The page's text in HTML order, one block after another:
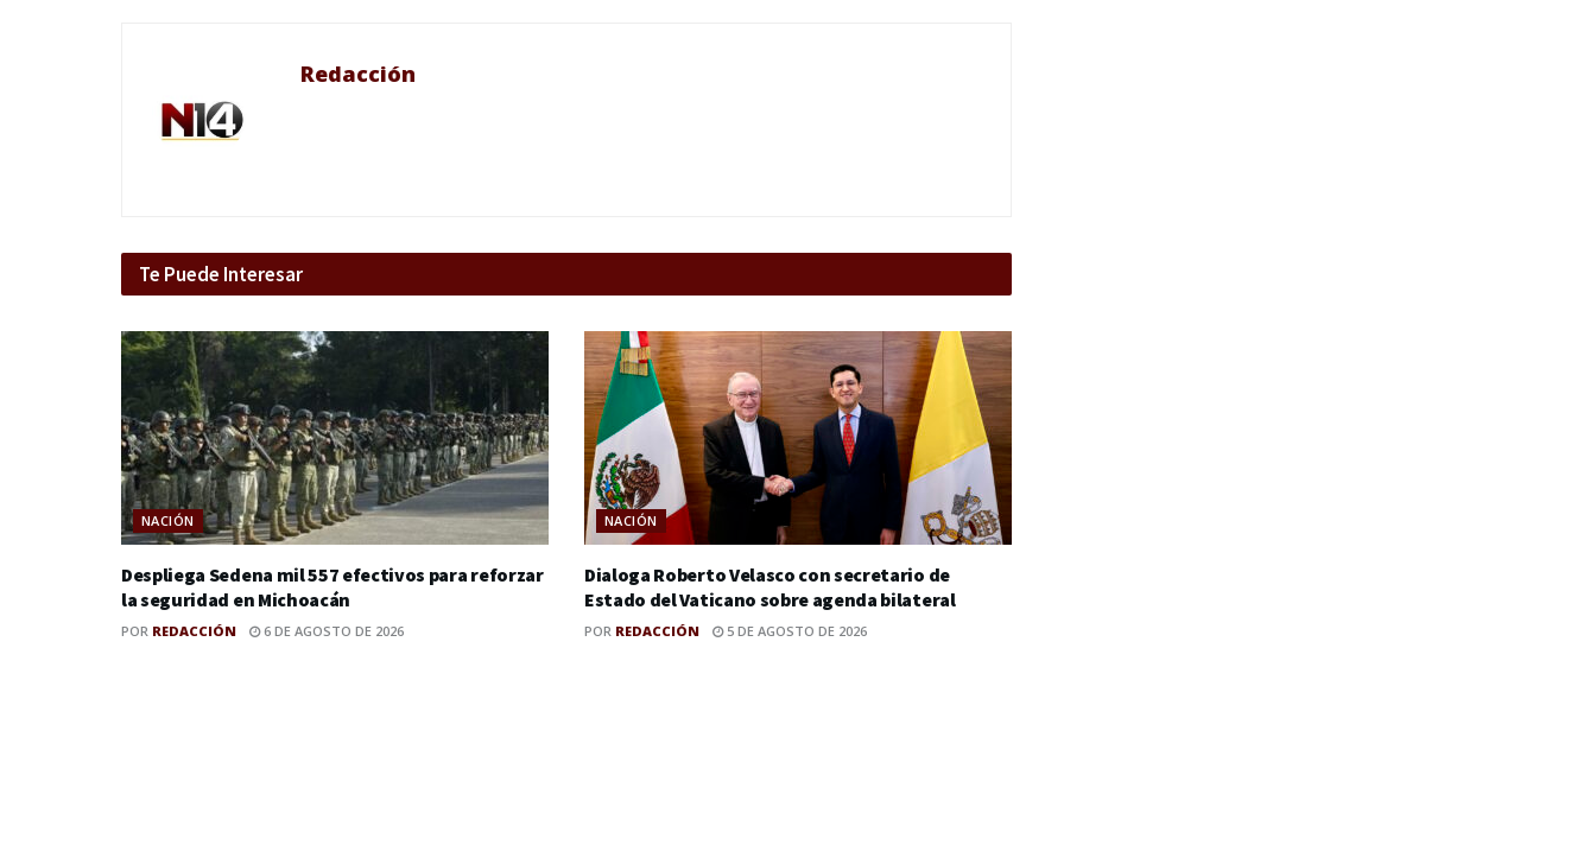
Redacción
Te Puede Interesar
NACIÓN
Despliega Sedena mil 557 efectivos para reforzar
la seguridad en Michoacán
POR REDACCIÓN 6 DE AGOSTO DE 2026
NACIÓN
Dialoga Roberto Velasco con secretario de
Estado del Vaticano sobre agenda bilateral
POR REDACCIÓN 5 DE AGOSTO DE 2026